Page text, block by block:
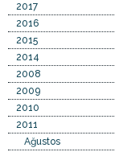
2017
2016
2015
2014
2008
2009
2010
2011
Ağustos